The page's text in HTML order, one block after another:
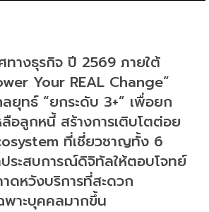
ทางธุรกิจ ปี 2569 ภายใต้
Your REAL Change”
ยุทธ์ “ยกระดับ 3+” เพื่อยก
ลือลูกหนี้ สร้างการเติบโตต่อย
ที่เชี่ยวชาญทั้ง 6
ะสบการณ์ดิจิทัลให้ตอบโจทย์
ดหวังบริการที่สะดวก
พาะบุคคลมากขึ้น